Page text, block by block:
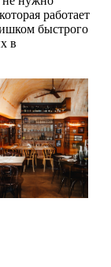
работает
быстрого
в